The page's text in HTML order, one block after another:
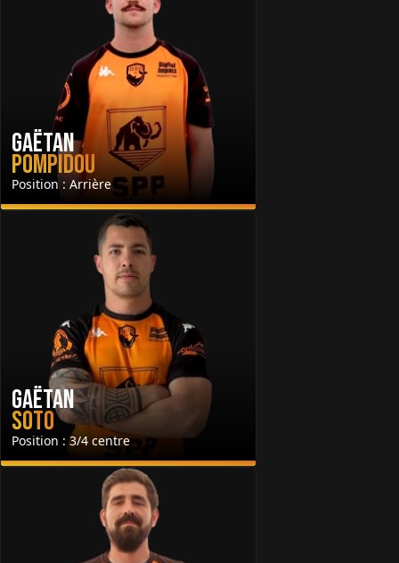
Gaëtan
Pompidou
Position : Arrière
Gaëtan
Soto
Position : 3/4 centre